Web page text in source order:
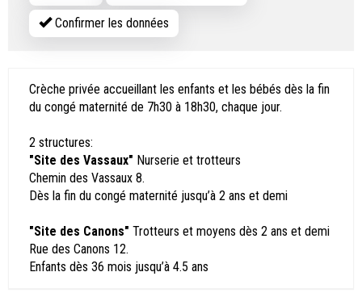
Confirmer les données
Crèche privée accueillant les enfants et les bébés dès la fin
du congé maternité de 7h30 à 18h30, chaque jour.
2 structures:
"Site des Vassaux" Nurserie et trotteurs
Chemin des Vassaux 8.
Dès la fin du congé maternité jusqu’à 2 ans et demi
"Site des Canons" Trotteurs et moyens dès 2 ans et demi
Rue des Canons 12.
Enfants dès 36 mois jusqu’à 4.5 ans